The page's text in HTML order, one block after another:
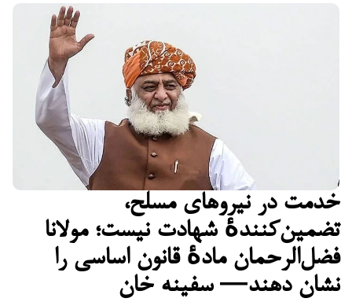
خدمت در نیروهای مسلح،
تضمین‌کنندهٔ شهادت نیست؛ مولانا
فضل‌الرحمان مادهٔ قانون اساسی را
نشان دهند— سفینه خان